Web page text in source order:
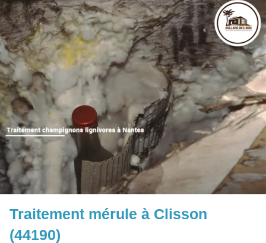
Traitement mérule à Clisson
(44190)